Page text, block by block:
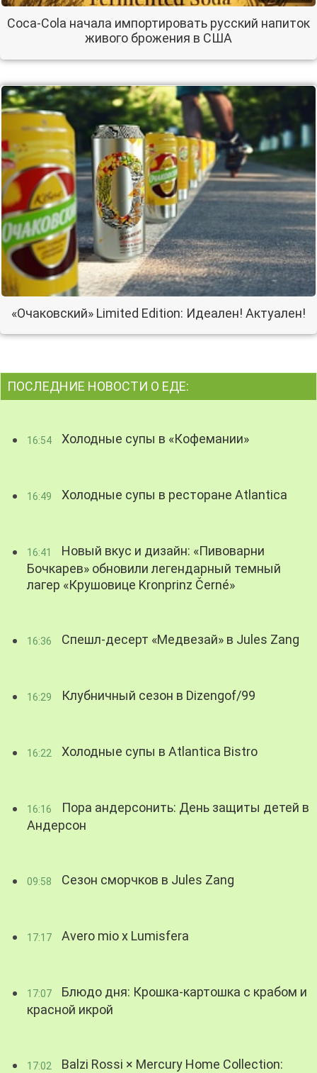
Coca-Cola начала импортировать русский напиток
живого брожения в США
«Очаковский» Limited Edition: Идеален! Актуален!
ПОСЛЕДНИЕ НОВОСТИ О ЕДЕ:
16:54 Холодные супы в «Кофемании»
16:49 Холодные супы в ресторане Atlantica
16:41
Новый вкус и дизайн: «Пивоварни
Бочкарев» обновили легендарный темный
лагер «Крушовице Kronprinz Černé»
16:36 Спешл-десерт «Медвезай» в Jules Zang
16:29 Клубничный сезон в Dizengof/99
16:22 Холодные супы в Atlantica Bistro
16:16
Пора андерсонить: День защиты детей в
Андерсон
09:58 Сезон сморчков в Jules Zang
17:17 Avero mio x Lumisfera
17:07
Блюдо дня: Крошка-картошка с крабом и
красной икрой
17:02 Balzi Rossi × Mercury Home Collection: